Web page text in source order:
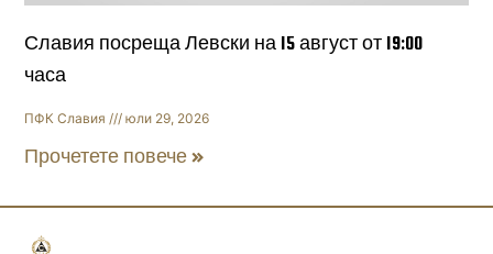
Славия посреща Левски на 15 август от 19:00
часа
ПФК Славия юли 29, 2026
Прочетете повече »